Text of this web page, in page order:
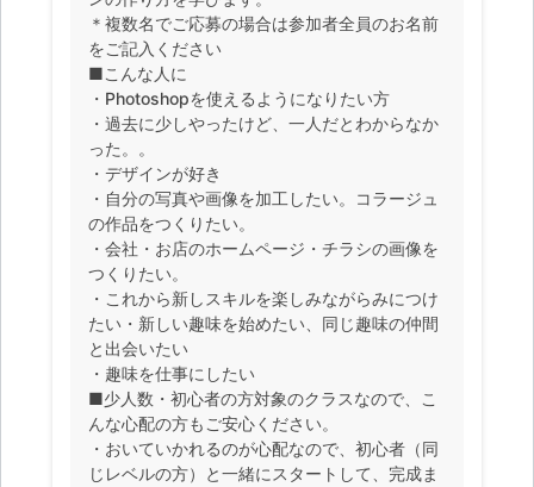
＊複数名でご応募の場合は参加者全員のお名前
をご記入ください
■こんな人に
・Photoshopを使えるようになりたい方
・過去に少しやったけど、一人だとわからなか
った。。
・デザインが好き
・自分の写真や画像を加工したい。コラージュ
の作品をつくりたい。
・会社・お店のホームページ・チラシの画像を
つくりたい。
・これから新しスキルを楽しみながらみにつけ
たい・新しい趣味を始めたい、同じ趣味の仲間
と出会いたい
・趣味を仕事にしたい
■少人数・初心者の方対象のクラスなので、こ
んな心配の方もご安心ください。
・おいていかれるのが心配なので、初心者（同
じレベルの方）と一緒にスタートして、完成ま